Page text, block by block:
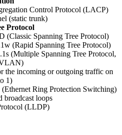
Control Protocol (LACP)
(static trunk)
Protocol
(Classic Spanning Tree Protocol)
(Rapid Spanning Tree Protocol)
(Multiple Spanning Tree Protocol,
VLAN)
the incoming or outgoing traffic on
1)
Ring Protection Switching)
broadcast loops
(LLDP)